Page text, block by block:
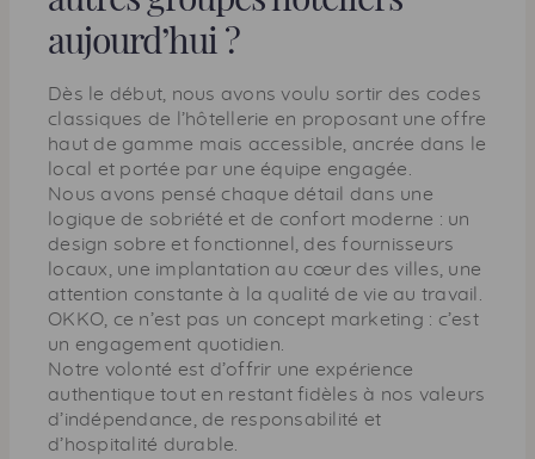
aujourd’hui ?
Dès le début, nous avons voulu sortir des codes
classiques de l’hôtellerie en proposant une offre
haut de gamme mais accessible, ancrée dans le
local et portée par une équipe engagée.
Nous avons pensé chaque détail dans une
logique de sobriété et de confort moderne : un
design sobre et fonctionnel, des fournisseurs
locaux, une implantation au cœur des villes, une
attention constante à la qualité de vie au travail.
OKKO, ce n’est pas un concept marketing : c’est
un engagement quotidien.
Notre volonté est d’offrir une expérience
authentique tout en restant fidèles à nos valeurs
d’indépendance, de responsabilité et
d’hospitalité durable.